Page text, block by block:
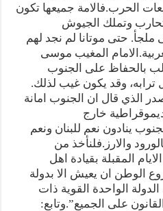
الحرب.فالامة جميعها تكون
وتملك الجيوش
حتى موتانا لم نجد لهم
المغيب موسى
بالحفاظ على الجنوب
وقد يكون غيب لذلك.
الذي قال ان الجنوب امانة
خارج
ينادون نعم للبنان ونعم
والارز.فلنأخذ من
المقبلة بقيادة اهل
الوطن ان يعيش الا بدولة
الواحدة القوية ذات
على الجميع”.وتابع: